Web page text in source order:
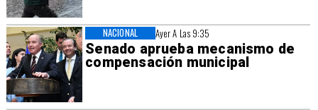
Ayer A Las 9:35
Senado aprueba mecanismo de
compensación municipal
NACIONAL